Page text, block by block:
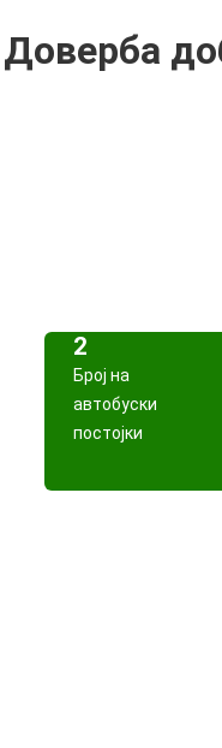
Доверба
2
Број на
автобуски
постојки